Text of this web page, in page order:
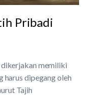
Pribadi
dikerjakan memiliki
harus dipegang oleh
Tajih